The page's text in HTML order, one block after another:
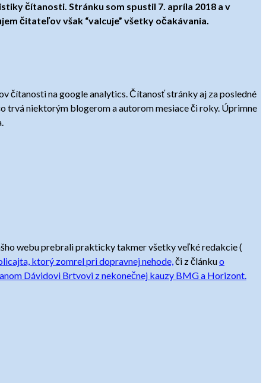
čítanosti. Stránku som spustil 7. apríla 2018 a v
čitateľov však “valcuje” všetky očakávania.
čítanosti na google analytics. Čítanosť stránky aj za posledné
trvá niektorým blogerom a autorom mesiace či roky. Úprimne
webu prebrali prakticky takmer všetky veľké redakcie (
ktorý zomrel pri dopravnej nehode,či z článkuo
Dávidovi Brtvovi z nekonečnej kauzy BMG a Horizont.